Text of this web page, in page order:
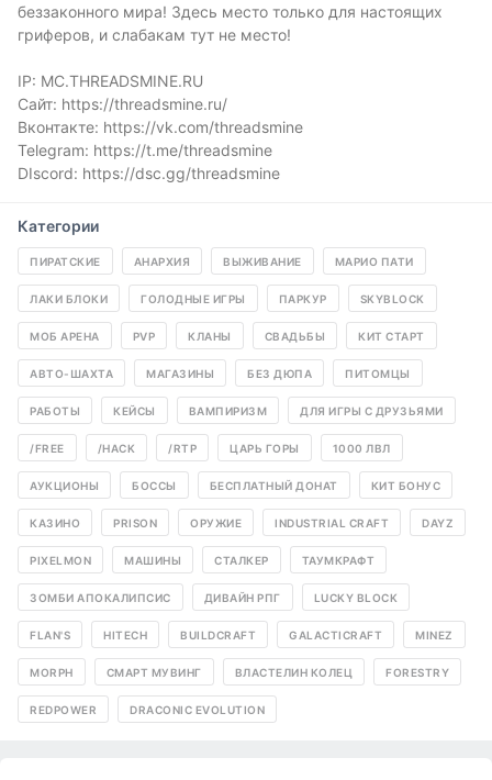
беззаконного мира! Здесь место только для настоящих
гриферов, и слабакам тут не место!
IP: MC.THREADSMINE.RU
Сайт: https://threadsmine.ru/
Вконтакте: https://vk.com/threadsmine
Telegram: https://t.me/threadsmine
DIscord: https://dsc.gg/threadsmine
Категории
ПИРАТСКИЕ АНАРХИЯ ВЫЖИВАНИЕ МАРИО ПАТИ
ЛАКИ БЛОКИ ГОЛОДНЫЕ ИГРЫ ПАРКУР SKYBLOCK
МОБ АРЕНА PVP КЛАНЫ СВАДЬБЫ КИТ СТАРТ
АВТО-ШАХТА МАГАЗИНЫ БЕЗ ДЮПА ПИТОМЦЫ
РАБОТЫ КЕЙСЫ ВАМПИРИЗМ ДЛЯ ИГРЫ С ДРУЗЬЯМИ
/FREE /HACK /RTP ЦАРЬ ГОРЫ 1000 ЛВЛ
АУКЦИОНЫ БОССЫ БЕСПЛАТНЫЙ ДОНАТ КИТ БОНУС
КАЗИНО PRISON ОРУЖИЕ INDUSTRIAL CRAFT DAYZ
PIXELMON МАШИНЫ СТАЛКЕР ТАУМКРАФТ
ЗОМБИ АПОКАЛИПСИС ДИВАЙН РПГ LUCKY BLOCK
FLAN'S HITECH BUILDCRAFT GALACTICRAFT MINEZ
MORPH СМАРТ МУВИНГ ВЛАСТЕЛИН КОЛЕЦ FORESTRY
REDPOWER DRACONIC EVOLUTION